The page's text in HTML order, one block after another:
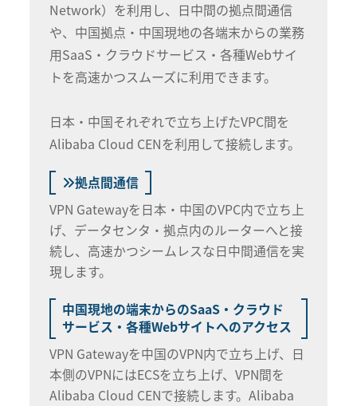
Network）を利用し、日中間の拠点間通信
や、中国拠点・中国現地の各端末からの業務
用SaaS・クラウドサービス・各種Webサイ
トを高速かつスムーズに利用できます。
日本・中国それぞれで立ち上げたVPC間を
Alibaba Cloud CENを利用して接続します。
拠点間通信
VPN Gatewayを日本・中国のVPC内で立ち上
げ、データセンタ・拠点内のルーターへと接
続し、高速かつシームレスな日中間通信を実
現します。
中国現地の端末からのSaaS・クラウド
サービス・各種Webサイトへのアクセス
VPN Gatewayを中国のVPN内で立ち上げ、日
本側のVPNにはECSを立ち上げ、VPN間を
Alibaba Cloud CENで接続します。Alibaba